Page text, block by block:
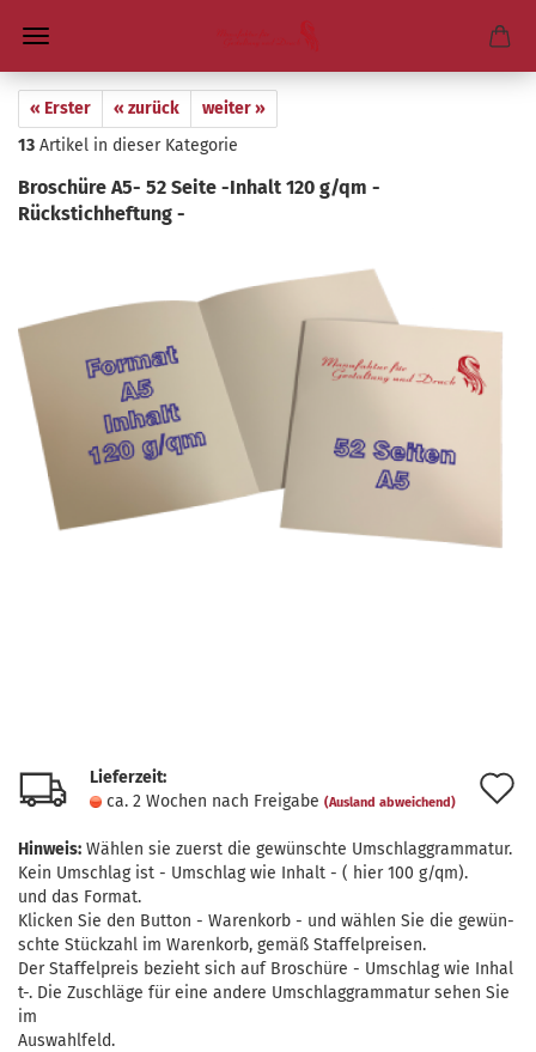
« Erster « zurück
weiter »
13 Artikel in dieser Kategorie
Bro­schü­re A5- 52 Seite -​Inhalt 120 g/qm -​
Rückstichheftung -
Lieferzeit:
ca. 2 Wochen nach Freigabe (Ausland abweichend)
Hinweis: Wählen sie zuerst die gewünschte Umschlaggrammatur.
Kein Umschlag ist - Umschlag wie Inhalt - ( hier 100 g/qm).
und das Format.
Klicken Sie den Button - Warenkorb - und wählen Sie die gewün-
schte Stückzahl im Warenkorb, gemäß Staffelpreisen.
Der Staffelpreis bezieht sich auf Broschüre - Umschlag wie Inhal
t-. Die Zuschläge für eine andere Umschlaggrammatur sehen Sie
im
Auswahlfeld.